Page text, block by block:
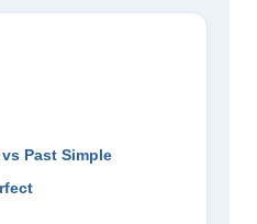
Past Simple